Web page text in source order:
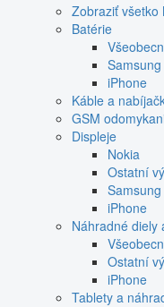
Zobraziť všetko
Batérie
iPhone
Káble a
GSM
Displeje
Nokia
Ostatní
iPhone
Náhradné diely
Ostatní
iPhone
Tablety a